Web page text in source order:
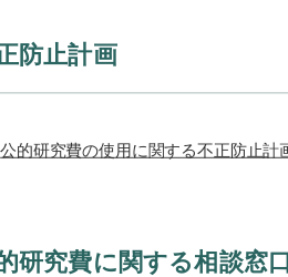
防止計画
公的研究費の使用に関する不正防止計
研究費に関する相談窓口